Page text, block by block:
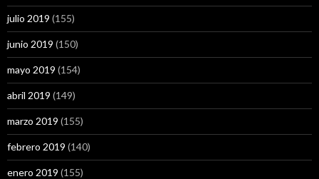
julio 2019 (155)
junio 2019 (150)
mayo 2019 (154)
abril 2019 (149)
marzo 2019 (155)
febrero 2019 (140)
enero 2019 (155)